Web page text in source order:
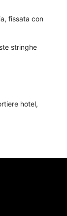
fissata con
stringhe
hotel,